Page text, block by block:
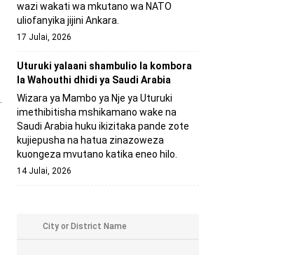
wazi wakati wa mkutano wa NATO
uliofanyika jijini Ankara.
17 Julai, 2026
Uturuki yalaani shambulio la kombora
la Wahouthi dhidi ya Saudi Arabia
Wizara ya Mambo ya Nje ya Uturuki
imethibitisha mshikamano wake na
Saudi Arabia huku ikizitaka pande zote
kujiepusha na hatua zinazoweza
kuongeza mvutano katika eneo hilo.
14 Julai, 2026